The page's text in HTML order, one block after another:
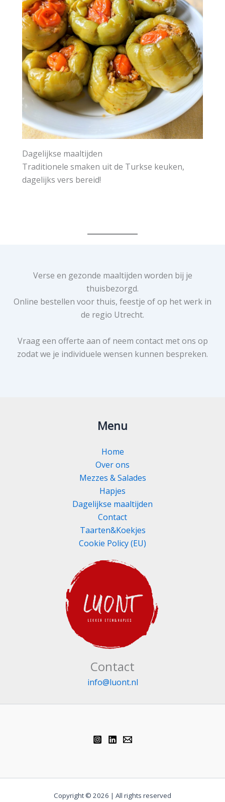
Dagelijkse maaltijden
Traditionele smaken uit de Turkse keuken,
dagelijks vers bereid!
Verse en gezonde maaltijden worden bij je
thuisbezorgd.
Online bestellen voor thuis, feestje of op het werk in
de regio Utrecht.
Vraag een offerte aan of neem contact met ons op
zodat we je individuele wensen kunnen bespreken.
Menu
Home
Over ons
Mezzes & Salades
Hapjes
Dagelijkse maaltijden
Contact
Taarten&Koekjes
Cookie Policy (EU)
Contact
info@luont.nl
Copyright © 2026 | All rights reserved